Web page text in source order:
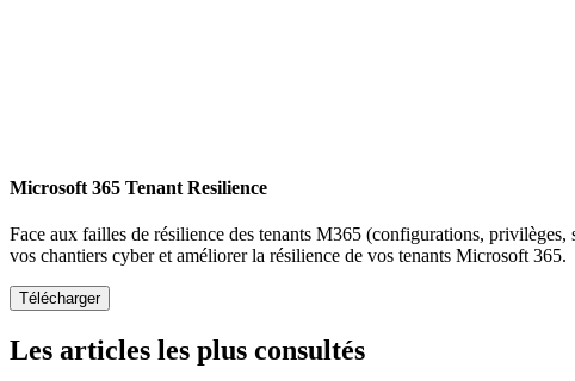
Microsoft 365 Tenant Resilience
Face aux failles de résilience des tenants M365 (configurations,
vos chantiers cyber et améliorer la résilience de vos tenants Microsoft 365.
Les articles les plus consultés